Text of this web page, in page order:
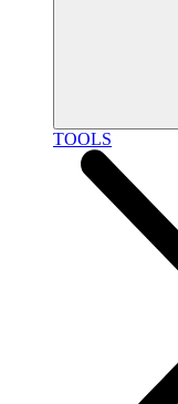
TOOLS